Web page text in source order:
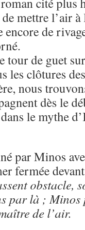
mettre l’air
de
tour de guet
les clôtures
nous
dès le
le mythe
par Minos
fermée
obstacle,
par là ;
de l’air.